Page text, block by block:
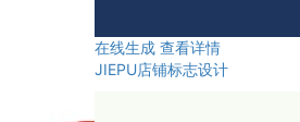
在线生成 查看详情
JIEPU店铺标志设计